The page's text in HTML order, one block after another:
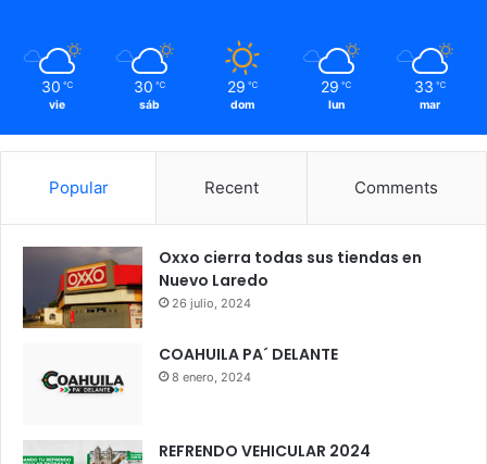
30 ℃
vie
30 ℃
sáb
29 ℃
dom
29 ℃
lun
33 ℃
mar
Popular Recent Comments
Oxxo cierra todas sus tiendas en
Nuevo Laredo
26 julio, 2024
COAHUILA PA´ DELANTE
8 enero, 2024
REFRENDO VEHICULAR 2024